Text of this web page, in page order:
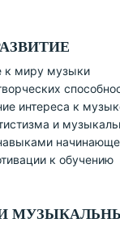
к миру музыки
интереса к
и
к обучению